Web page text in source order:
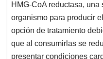
HMG-CoA reductasa, una
organismo para producir
opción de tratamiento
que al consumirlas se
presentar condiciones